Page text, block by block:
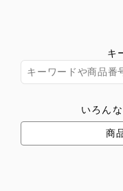
キ
いろん
商